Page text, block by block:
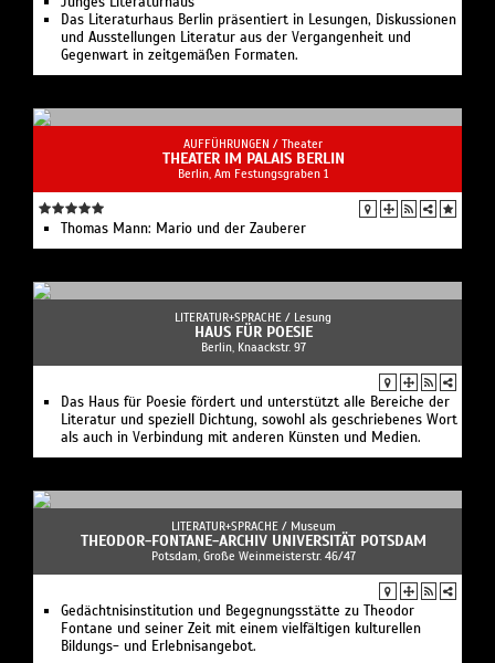
Das Literaturhaus Berlin präsentiert in Lesungen, Diskussionen
und Ausstellungen Literatur aus der Vergangenheit und
Gegenwart in zeitgemäßen Formaten.
AUFFÜHRUNGEN / Theater
THEATER IM PALAIS BERLIN
Berlin, Am Festungsgraben 1
Thomas Mann: Mario und der Zauberer
LITERATUR+SPRACHE / Lesung
HAUS FÜR POESIE
Berlin, Knaackstr. 97
Das Haus für Poesie fördert und unterstützt alle Bereiche der
Literatur und speziell Dichtung, sowohl als geschriebenes Wort
als auch in Verbindung mit anderen Künsten und Medien.
LITERATUR+SPRACHE / Museum
THEODOR-FONTANE-ARCHIV UNIVERSITÄT POTSDAM
Potsdam, Große Weinmeisterstr. 46/47
Gedächtnisinstitution und Begegnungsstätte zu Theodor
Fontane und seiner Zeit mit einem vielfältigen kulturellen
Bildungs- und Erlebnisangebot.